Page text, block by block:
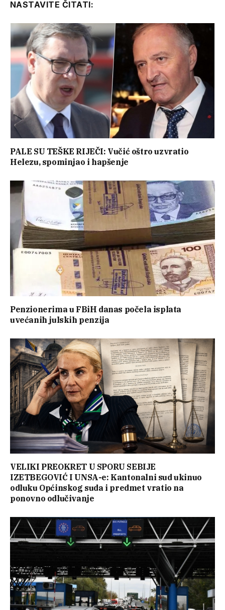
NASTAVITE ČITATI:
PALE SU TEŠKE RIJEČI: Vučić oštro uzvratio
Helezu, spominjao i hapšenje
Penzionerima u FBiH danas počela isplata
uvećanih julskih penzija
VELIKI PREOKRET U SPORU SEBIJE
IZETBEGOVIĆ I UNSA-e: Kantonalni sud ukinuo
odluku Općinskog suda i predmet vratio na
ponovno odlučivanje